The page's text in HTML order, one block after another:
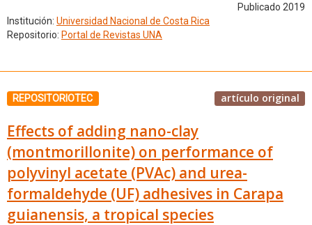
Publicado 2019
Institución: Universidad Nacional de Costa Rica
Repositorio: Portal de Revistas UNA
REPOSITORIOTEC artículo original
Effects of adding nano-clay
(montmorillonite) on performance of
polyvinyl acetate (PVAc) and urea-
formaldehyde (UF) adhesives in Carapa
guianensis, a tropical species